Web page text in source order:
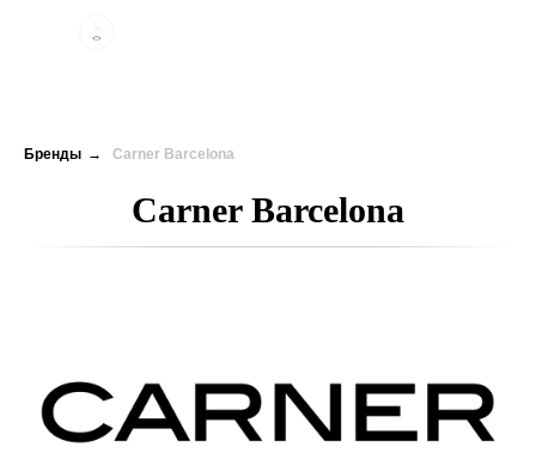
Бренды → Carner Barcelona
Carner Barcelona